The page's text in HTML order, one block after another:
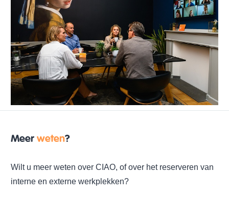
Meer weten?
Wilt u meer weten over CIAO, of over het reserveren van
interne en externe werkplekken?